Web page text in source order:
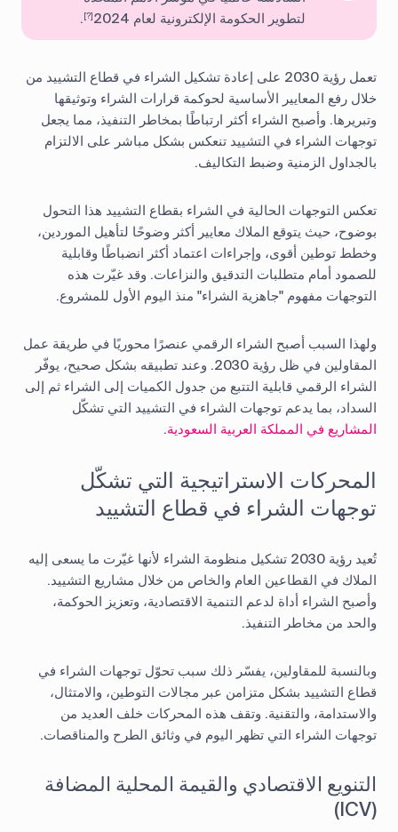
لتطوير الحكومة الإلكترونية لعام 2024
[?]
.
تعمل رؤية 2030 على إعادة تشكيل الشراء في قطاع التشييد من
خلال رفع المعايير الأساسية لحوكمة قرارات الشراء وتوثيقها
وتبريرها. وأصبح الشراء أكثر ارتباطًا بمخاطر التنفيذ، مما يجعل
توجهات الشراء في التشييد تنعكس بشكل مباشر على الالتزام
بالجداول الزمنية وضبط التكاليف.
تعكس التوجهات الحالية في الشراء بقطاع التشييد هذا التحول
بوضوح، حيث يتوقع الملاك معايير أكثر وضوحًا لتأهيل الموردين،
وخطط توطين أقوى، وإجراءات اعتماد أكثر انضباطًا وقابلية
للصمود أمام متطلبات التدقيق والنزاعات. وقد غيّرت هذه
التوجهات مفهوم "جاهزية الشراء" منذ اليوم الأول للمشروع.
ولهذا السبب أصبح الشراء الرقمي عنصرًا محوريًا في طريقة عمل
المقاولين في ظل رؤية 2030. وعند تطبيقه بشكل صحيح، يوفّر
الشراء الرقمي قابلية التتبع من جدول الكميات إلى الشراء ثم إلى
السداد، بما يدعم توجهات الشراء في التشييد التي تشكّل
المشاريع في المملكة العربية السعودية.
المحركات الاستراتيجية التي تشكّل
توجهات الشراء في قطاع التشييد
تُعيد رؤية 2030 تشكيل منظومة الشراء لأنها غيّرت ما يسعى إليه
الملاك في القطاعين العام والخاص من خلال مشاريع التشييد.
وأصبح الشراء أداة لدعم التنمية الاقتصادية، وتعزيز الحوكمة،
والحد من مخاطر التنفيذ.
وبالنسبة للمقاولين، يفسّر ذلك سبب تحوّل توجهات الشراء في
قطاع التشييد بشكل متزامن عبر مجالات التوطين، والامتثال،
والاستدامة، والتقنية. وتقف هذه المحركات خلف العديد من
توجهات الشراء التي تظهر اليوم في وثائق الطرح والمناقصات.
التنويع الاقتصادي والقيمة المحلية المضافة
(ICV)